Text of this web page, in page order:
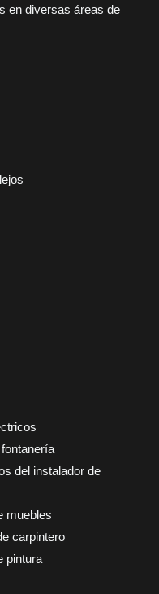
en diversas áreas de
del instalador de
muebles
carpintero
pintura